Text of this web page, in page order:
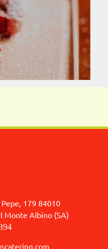
179 84010
Monte Albino (SA)